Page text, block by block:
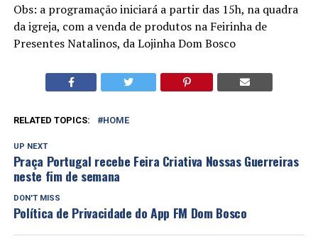
Obs: a programação iniciará a partir das 15h, na quadra
da igreja, com a venda de produtos na Feirinha de
Presentes Natalinos, da Lojinha Dom Bosco
RELATED TOPICS: HOME
UP NEXT
Praça Portugal recebe Feira Criativa Nossas Guerreiras
neste fim de semana
DON'T MISS
Política de Privacidade do App FM Dom Bosco